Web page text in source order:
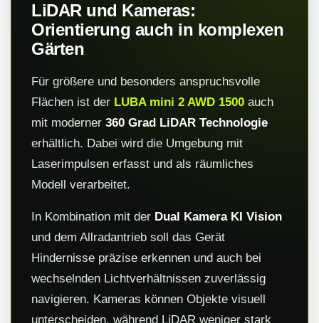
LiDAR und Kameras:
Orientierung auch in komplexen
Gärten
Für größere und besonders anspruchsvolle
Flächen ist der LUBA mini 2 AWD 1500 auch
mit moderner 360 Grad LiDAR Technologie
erhältlich. Dabei wird die Umgebung mit
Laserimpulsen erfasst und als räumliches
Modell verarbeitet.
In Kombination mit der Dual Kamera KI Vision
und dem Allradantrieb soll das Gerät
Hindernisse präzise erkennen und auch bei
wechselnden Lichtverhältnissen zuverlässig
navigieren. Kameras können Objekte visuell
unterscheiden, während LiDAR weniger stark